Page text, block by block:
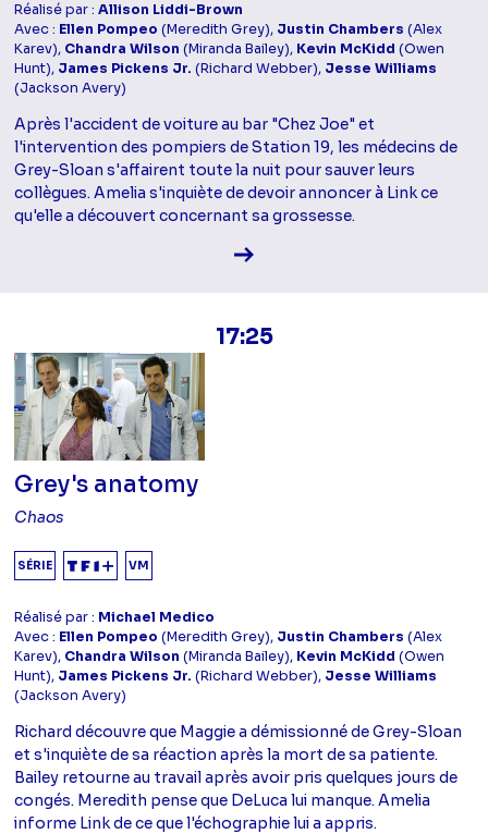
Réalisé par :Allison Liddi-Brown
Avec : Ellen Pompeo (Meredith Grey), Justin Chambers (Alex
Karev), Chandra Wilson (Miranda Bailey), Kevin McKidd (Owen
Hunt), James Pickens Jr. (Richard Webber), Jesse Williams
(Jackson Avery)
Après l'accident de voiture au bar "Chez Joe" et
l'intervention des pompiers de Station 19, les médecins de
Grey-Sloan s'affairent toute la nuit pour sauver leurs
collègues. Amelia s'inquiète de devoir annoncer à Link ce
qu'elle a découvert concernant sa grossesse.
Voir la fiche diffusion
17:25
Grey's anatomy
Chaos
SÉRIE VM
Réalisé par : Michael Medico
Avec : Ellen Pompeo (Meredith Grey), Justin Chambers (Alex
Karev), Chandra Wilson (Miranda Bailey), Kevin McKidd (Owen
Hunt), James Pickens Jr. (Richard Webber), Jesse Williams
(Jackson Avery)
Richard découvre que Maggie a démissionné de Grey-Sloan
et s'inquiète de sa réaction après la mort de sa patiente.
Bailey retourne au travail après avoir pris quelques jours de
congés. Meredith pense que DeLuca lui manque. Amelia
informe Link de ce que l'échographie lui a appris.